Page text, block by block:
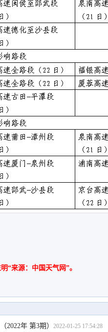
“来源：中国天气网”。
2022年 第3期） 2022-01-25 17:54:28